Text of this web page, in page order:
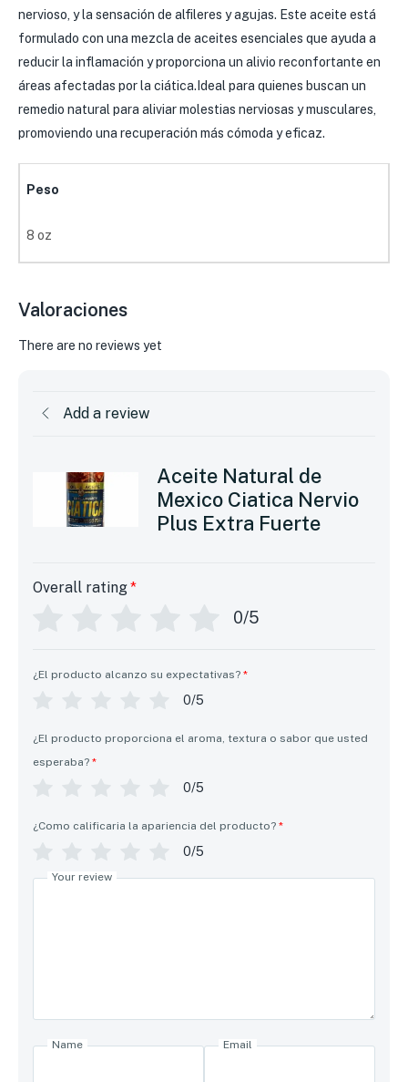
nervioso, y la sensación de alfileres y agujas. Este aceite está
formulado con una mezcla de aceites esenciales que ayuda a
reducir la inflamación y proporciona un alivio reconfortante en
áreas afectadas por la ciática.Ideal para quienes buscan un
remedio natural para aliviar molestias nerviosas y musculares,
promoviendo una recuperación más cómoda y eficaz.
Peso
8 oz
Valoraciones
There are no reviews yet
Add a review
Aceite Natural de
Mexico Ciatica Nervio
Plus Extra Fuerte
Overall rating*
0/5
¿El producto alcanzo su expectativas? *
0/5
¿El producto proporciona el aroma, textura o sabor que usted
esperaba? *
0/5
¿Como calificaria la apariencia del producto? *
0/5
Your review
Name Email